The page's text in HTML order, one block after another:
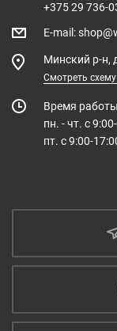
+375 29 736-
E-mail :
Минский р-н,
Смотреть
Время
пн. - чт. с
пт. с 9:00-